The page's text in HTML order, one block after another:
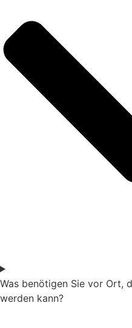
Was benötigen Sie vor Ort,
werden kann?